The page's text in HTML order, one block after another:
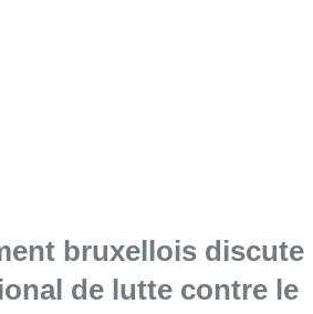
bruxellois discute
de lutte contre le